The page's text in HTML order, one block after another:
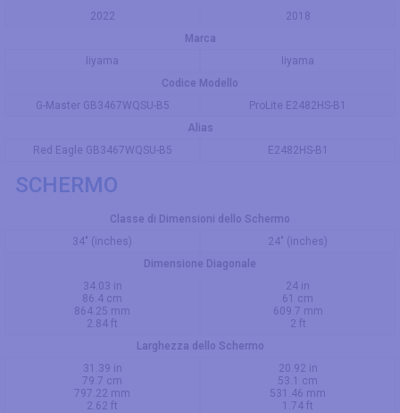
2022
2018
Marca
Iiyama
Iiyama
Codice Modello
G-Master GB3467WQSU-B5
ProLite E2482HS-B1
Alias
Red Eagle GB3467WQSU-B5
E2482HS-B1
SCHERMO
Classe di Dimensioni dello Schermo
34" (inches)
24" (inches)
Dimensione Diagonale
34.03 in
86.4 cm
864.25 mm
2.84 ft
24 in
61 cm
609.7 mm
2 ft
Larghezza dello Schermo
31.39 in
79.7 cm
797.22 mm
2.62 ft
20.92 in
53.1 cm
531.46 mm
1.74 ft